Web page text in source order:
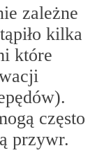
zależne
kilka
które
często
przywr.